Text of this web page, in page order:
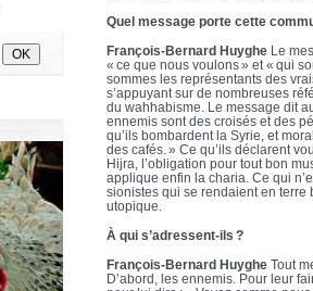
Quel message porte cette
François-Bernard Huyghe Le
« ce que nous voulons » et « qui
sommes les représentants des
s’appuyant sur de nombreuses
du wahhabisme. Le message dit
ennemis sont des croisés et des
qu’ils bombardent la Syrie, et
des cafés. » Ce qu’ils déclarent
Hijra, l’obligation pour tout bon
applique enfin la charia. Ce qui
sionistes qui se rendaient en terre
utopique.
À qui s’adressent-ils ?
François-Bernard Huyghe Tout
D’abord, les ennemis. Pour leur